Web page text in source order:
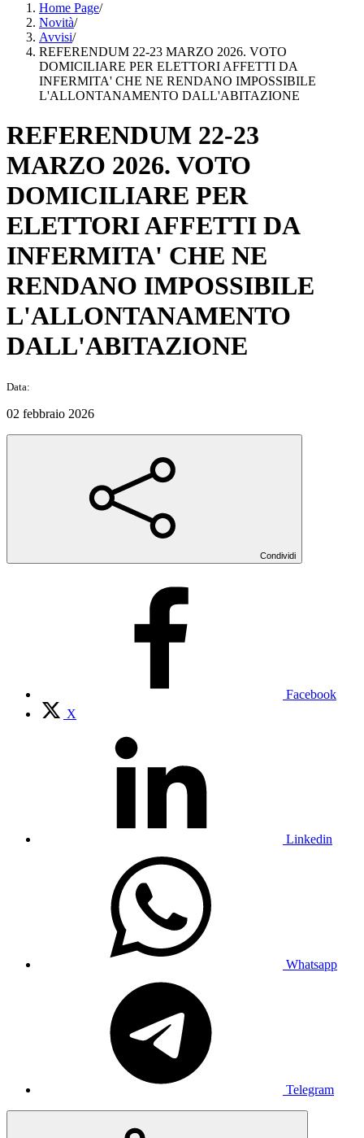
Home Page/
Novità/
Avvisi/
REFERENDUM 22-23 MARZO 2026. VOTO
DOMICILIARE PER ELETTORI AFFETTI DA
INFERMITA' CHE NE RENDANO IMPOSSIBILE
L'ALLONTANAMENTO DALL'ABITAZIONE
REFERENDUM 22-23
MARZO 2026. VOTO
DOMICILIARE PER
ELETTORI AFFETTI DA
INFERMITA' CHE NE
RENDANO IMPOSSIBILE
L'ALLONTANAMENTO
DALL'ABITAZIONE
Data:
02 febbraio 2026
Condividi
Facebook
X
Linkedin
Whatsapp
Telegram